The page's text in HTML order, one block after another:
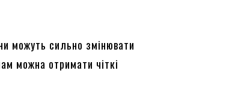
можуть сильно змінювати
можна отримати чіткі